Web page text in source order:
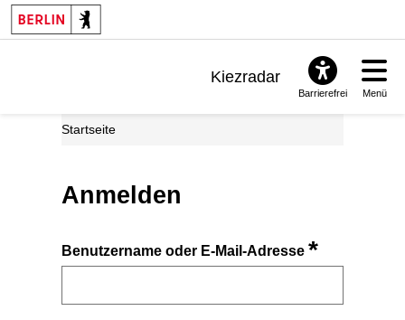
Kiezradar
Barrierefrei Menü
Startseite
Anmelden
Benutzername oder E-Mail-Adresse*